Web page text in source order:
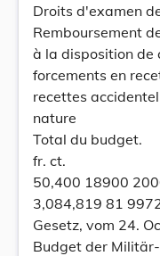
Droits d'examen
Remboursement
à la disposition de
forcements en
recettes
nature
Total du budget.
fr. ct.
50,400 18900
3,084,819 81
Gesetz, vom 24.
Budget der